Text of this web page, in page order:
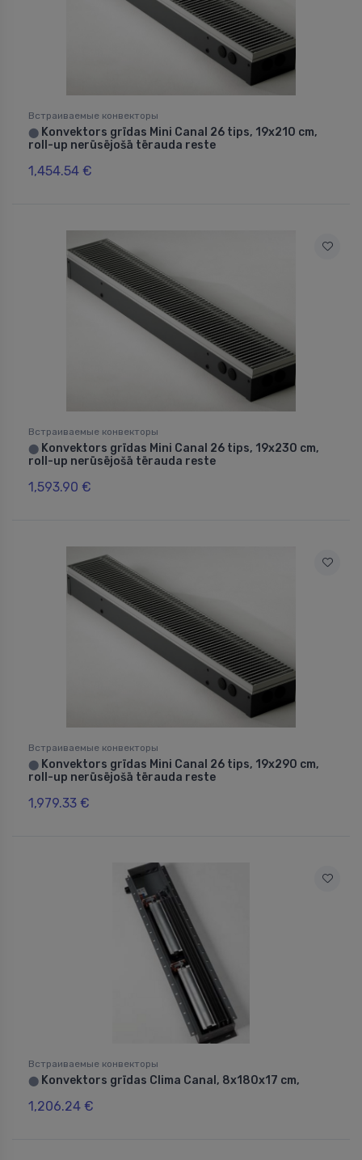
Встраиваемые конвекторы
⬤ Konvektors grīdas Mini Canal 26 tips, 19x210 cm,
roll-up nerūsējošā tērauda reste
1,454.54 €
Встраиваемые конвекторы
⬤ Konvektors grīdas Mini Canal 26 tips, 19x230 cm,
roll-up nerūsējošā tērauda reste
1,593.90 €
Встраиваемые конвекторы
⬤ Konvektors grīdas Mini Canal 26 tips, 19x290 cm,
roll-up nerūsējošā tērauda reste
1,979.33 €
Встраиваемые конвекторы
⬤ Konvektors grīdas Clima Canal, 8x180x17 cm,
1,206.24 €